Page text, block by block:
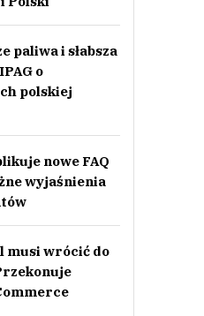
paliwa i słabsza
o
polskiej
nowe FAQ
wyjaśnienia
musi wrócić do